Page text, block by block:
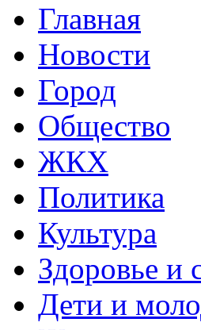
Главная
Новости
Город
Общество
ЖКХ
Политика
Культура
Здоровье и
Дети и